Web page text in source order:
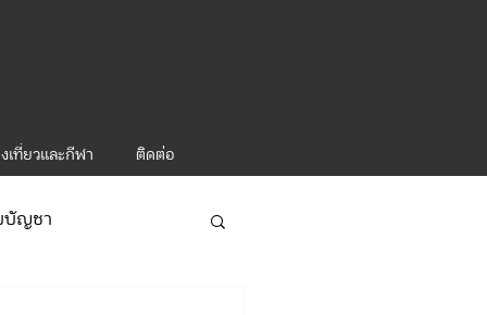
เที่ยวและกีฬา ติดต่อ
บัญชา